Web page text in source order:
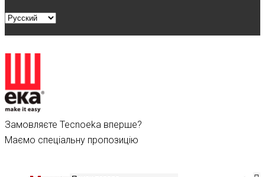
Замовляєте Tecnoeka вперше?
Маємо спеціальну пропозицію